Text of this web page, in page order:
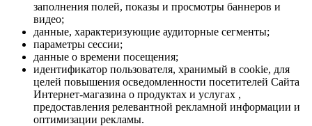
заполнения полей, показы и просмотры баннеров и
видео;
данные, характеризующие аудиторные сегменты;
параметры сессии;
данные о времени посещения;
идентификатор пользователя, хранимый в cookie, для
целей повышения осведомленности посетителей Сайта
Интернет-магазина о продуктах и услугах ,
предоставления релевантной рекламной информации и
оптимизации рекламы.